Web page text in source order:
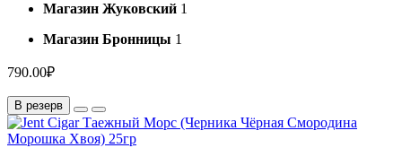
Магазин Жуковский 1
Магазин Бронницы 1
790.00₽
В резерв